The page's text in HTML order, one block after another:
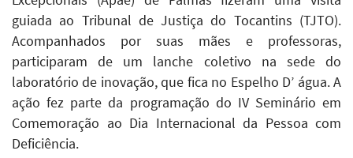
guiada ao Tribunal de Justiça do Tocantins (TJTO).
Acompanhados por suas mães e professoras,
participaram de um lanche coletivo na sede do
laboratório de inovação, que fica no Espelho D’ água. A
ação fez parte da programação do IV Seminário em
Comemoração ao Dia Internacional da Pessoa com
Deficiência.